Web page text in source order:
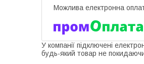
У компанії підключені
будь-який товар не